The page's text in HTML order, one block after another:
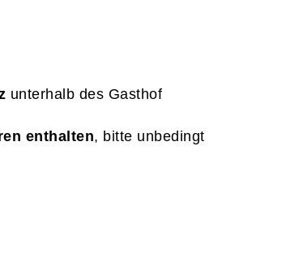
unterhalb des Gasthof
enthalten, bitte unbedingt